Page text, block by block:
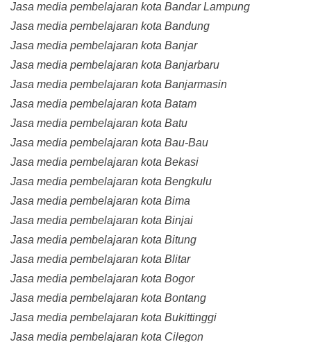
Jasa media pembelajaran kota Bandar Lampung
Jasa media pembelajaran kota Bandung
Jasa media pembelajaran kota Banjar
Jasa media pembelajaran kota Banjarbaru
Jasa media pembelajaran kota Banjarmasin
Jasa media pembelajaran kota Batam
Jasa media pembelajaran kota Batu
Jasa media pembelajaran kota Bau-Bau
Jasa media pembelajaran kota Bekasi
Jasa media pembelajaran kota Bengkulu
Jasa media pembelajaran kota Bima
Jasa media pembelajaran kota Binjai
Jasa media pembelajaran kota Bitung
Jasa media pembelajaran kota Blitar
Jasa media pembelajaran kota Bogor
Jasa media pembelajaran kota Bontang
Jasa media pembelajaran kota Bukittinggi
Jasa media pembelajaran kota Cilegon